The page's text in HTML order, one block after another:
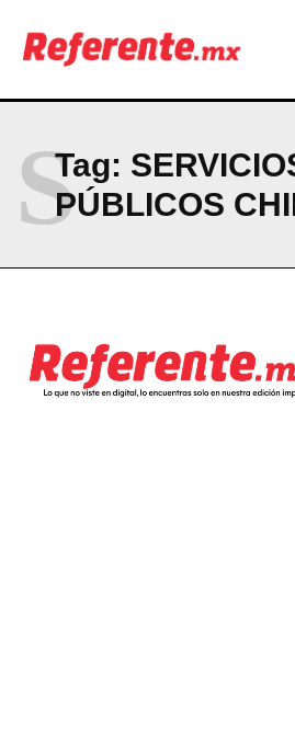
Más escuelas renovadas: fortalecen
a clases
Company
ABOUT
PRIVACY POLICY
NEWSLETTER
Tag:
PÚBLICOS
S